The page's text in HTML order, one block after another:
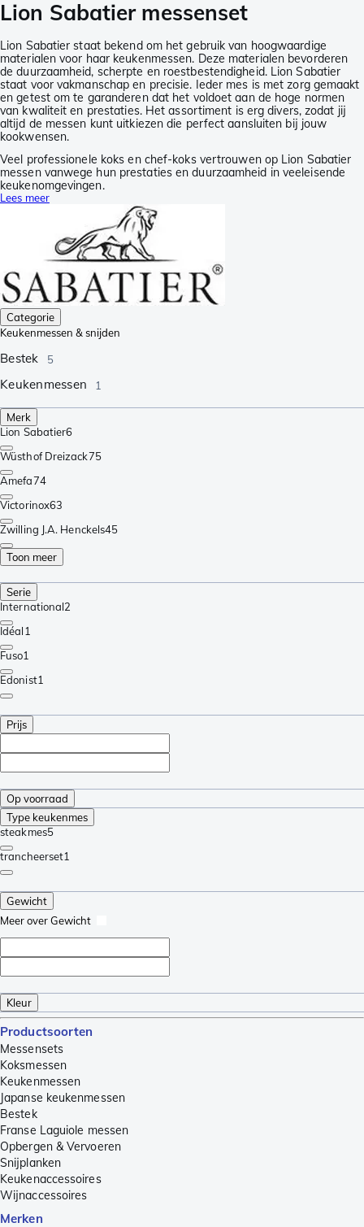
Lion Sabatier messenset
Lion Sabatier staat bekend om het gebruik van hoogwaardige
materialen voor haar keukenmessen. Deze materialen bevorderen
de duurzaamheid, scherpte en roestbestendigheid. Lion Sabatier
staat voor vakmanschap en precisie. Ieder mes is met zorg gemaakt
en getest om te garanderen dat het voldoet aan de hoge normen
van kwaliteit en prestaties. Het assortiment is erg divers, zodat jij
altijd de messen kunt uitkiezen die perfect aansluiten bij jouw
kookwensen.
Veel professionele koks en chef-koks vertrouwen op Lion Sabatier
messen vanwege hun prestaties en duurzaamheid in veeleisende
keukenomgevingen.
Lees meer
Categorie
Keukenmessen & snijden
Bestek 5
Keukenmessen 1
Merk
Lion Sabatier6
Wüsthof Dreizack75
Amefa74
Victorinox63
Zwilling J.A. Henckels45
Toon meer
Serie
International2
Idéal1
Fuso1
Edonist1
Prijs
Op voorraad
Type keukenmes
steakmes5
trancheerset1
Gewicht
Meer over Gewicht
Kleur
Productsoorten
Messensets
Koksmessen
Keukenmessen
Japanse keukenmessen
Bestek
Franse Laguiole messen
Opbergen & Vervoeren
Snijplanken
Keukenaccessoires
Wijnaccessoires
Merken